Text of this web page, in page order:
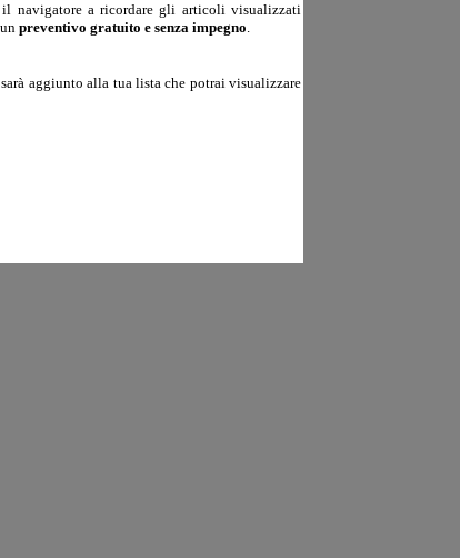
il navigatore a ricordare gli articoli visualizzati
preventivo gratuito e senza impegno.
aggiunto alla tua lista che potrai visualizzare